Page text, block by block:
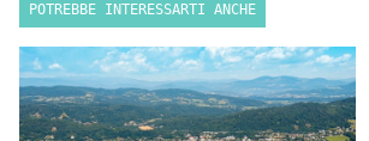
POTREBBE INTERESSARTI ANCHE